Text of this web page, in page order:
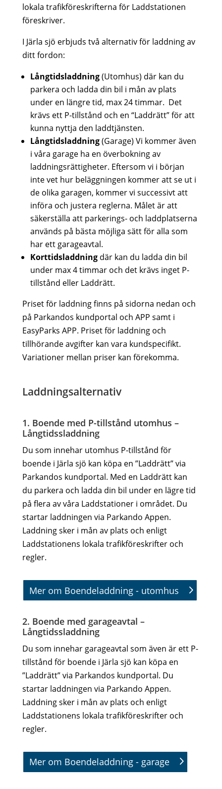
lokala trafikföreskrifterna för Laddstationen
föreskriver.
I Järla sjö erbjuds två alternativ för laddning av
ditt fordon:
Långtidsladdning(Utomhus) där kan du
parkera och ladda din bil i mån av plats
under en längre tid, max 24 timmar. Det
krävs ett P-tillstånd och en “Laddrätt” för att
kunna nyttja den laddtjänsten.
Långtidsladdning(Garage) Vi kommer även
i våra garage ha en överbokning av
laddningsrättigheter. Eftersom vi i början
inte vet hur beläggningen kommer att se ut i
de olika garagen, kommer vi successivt att
införa och justera reglerna. Målet är att
säkerställa att parkerings- och laddplatserna
används på bästa möjliga sätt för alla som
har ett garageavtal.
Korttidsladdningdär kan du ladda din bil
under max 4 timmar och det krävs inget P-
tillstånd eller Laddrätt.
Priset för laddning finns på sidorna nedan och
på Parkandos kundportal och APP samt i
EasyParks APP. Priset för laddning och
tillhörande avgifter kan vara kundspecifikt.
Variationer mellan priser kan förekomma.
Laddningsalternativ
1. Boende med P-tillstånd utomhus –
Långtidssladdning
Du som innehar utomhus P-tillstånd för
boende i Järla sjö kan köpa en ”Laddrätt” via
Parkandos kundportal. Med en Laddrätt kan
du parkera och ladda din bil under en lägre tid
på flera av våra Laddstationer i området. Du
startar laddningen via Parkando Appen.
Laddning sker i mån av plats och enligt
Laddstationens lokala trafikföreskrifter och
regler.
Mer om Boendeladdning - utomhus
2. Boende med garageavtal –
Långtidssladdning
Du som innehar garageavtal som även är ett P-
tillstånd för boende i Järla sjö kan köpa en
”Laddrätt” via Parkandos kundportal. Du
startar laddningen via Parkando Appen.
Laddning sker i mån av plats och enligt
Laddstationens lokala trafikföreskrifter och
regler.
Mer om Boendeladdning - garage